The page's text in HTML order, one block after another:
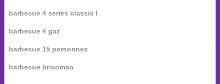
barbecue 4 series classic l
barbecue 4 gaz
barbecue 15 personnes
barbecue bricoman